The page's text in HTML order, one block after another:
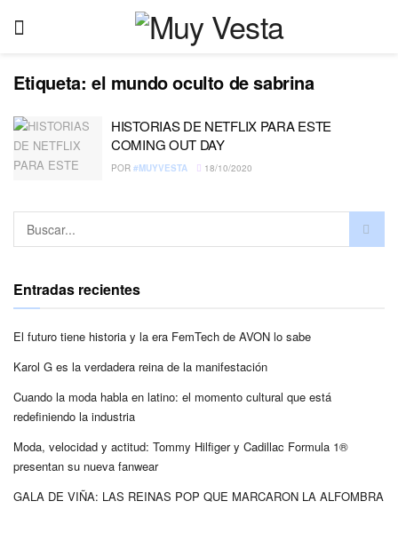
Etiqueta: el mundo oculto de sabrina
HISTORIAS DE NETFLIX PARA ESTE
COMING OUT DAY
POR #MUYVESTA 18/10/2020
Entradas recientes
El futuro tiene historia y la era FemTech de AVON lo sabe
Karol G es la verdadera reina de la manifestación
Cuando la moda habla en latino: el momento cultural que está
redefiniendo la industria
Moda, velocidad y actitud: Tommy Hilfiger y Cadillac Formula 1®
presentan su nueva fanwear
GALA DE VIÑA: LAS REINAS POP QUE MARCARON LA ALFOMBRA